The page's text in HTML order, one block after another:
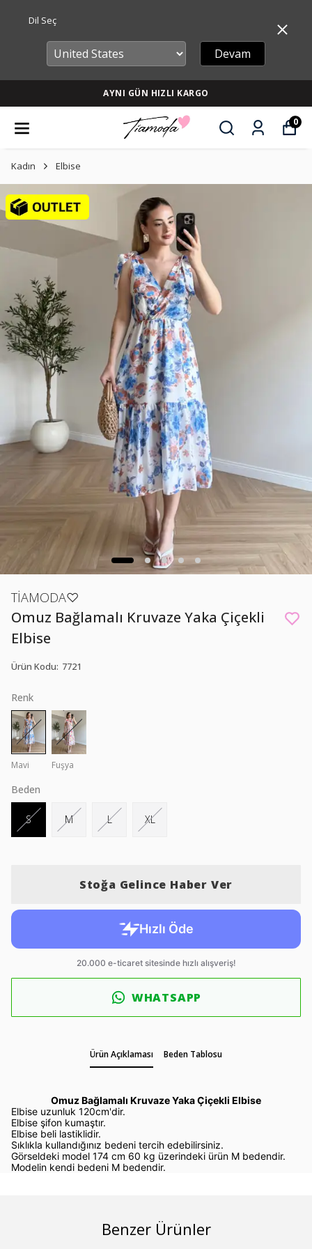
Dil Seç
Devam
AYNI GÜN HIZLI KARGO
0
Kadın Elbise
TİAMODA♡
Omuz Bağlamalı Kruvaze Yaka Çiçekli
Elbise
Ürün Kodu: 7721
Renk
Mavi Fuşya
Beden
S M L XL
Stoğa Gelince Haber Ver
WHATSAPP
Ürün Açıklaması Beden Tablosu
Omuz Bağlamalı Kruvaze Yaka Çiçekli Elbise
Elbise uzunluk 120cm'dir.
Elbise şifon kumaştır.
Elbise beli lastiklidir.
Sıklıkla kullandığınız bedeni tercih edebilirsiniz.
Görseldeki model 174 cm 60 kg üzerindeki ürün M bedendir.
Modelin kendi bedeni M bedendir.
Benzer Ürünler